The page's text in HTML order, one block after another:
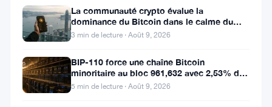
pour
actions
tokenisées
face
pression
La communauté crypto évalue la
dominance du Bitcoin dans le calme du
week-end
3 min de lecture · Août 9, 2026
BIP-110 force une chaîne Bitcoin
minoritaire au bloc 961,632 avec 2,53% de
soutien des mineurs
5 min de lecture · Août 9, 2026